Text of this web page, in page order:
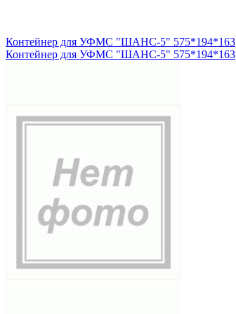
Контейнер для УФМС "ШАНС-5" 575*194*163
Контейнер для УФМС "ШАНС-5" 575*194*163